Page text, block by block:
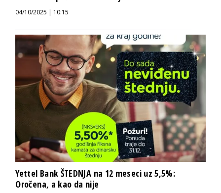
04/10/2025 | 10:15
Yettel Bank ŠTEDNJA na 12 meseci uz 5,5%:
Oročena, a kao da nije